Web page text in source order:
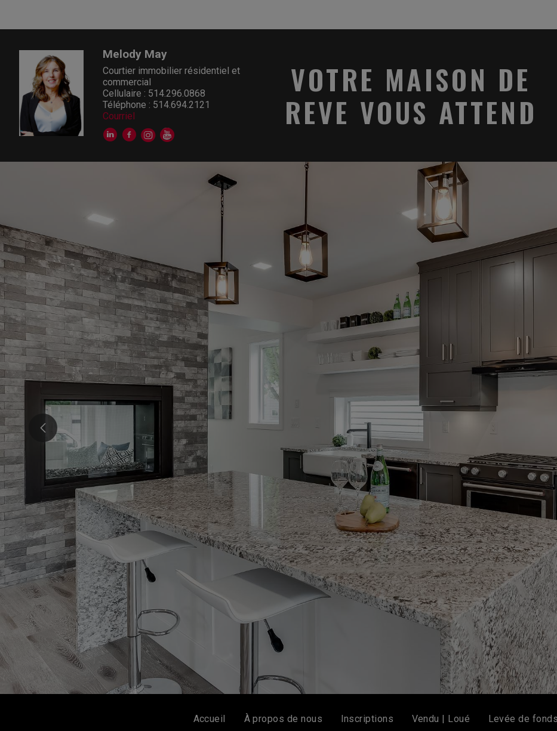
Melody May
Courtier immobilier résidentiel et
commercial
Cellulaire : 514.296.0868
Téléphone : 514.694.2121
Courriel
VOTRE MAISON DE
REVE VOUS ATTEND
Accueil À propos de nous Inscriptions Vendu | Loué Levée de fonds